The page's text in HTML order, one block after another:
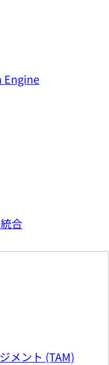
Engine
合
メント (TAM)